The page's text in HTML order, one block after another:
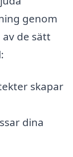
genom
de sätt
skapar
dina